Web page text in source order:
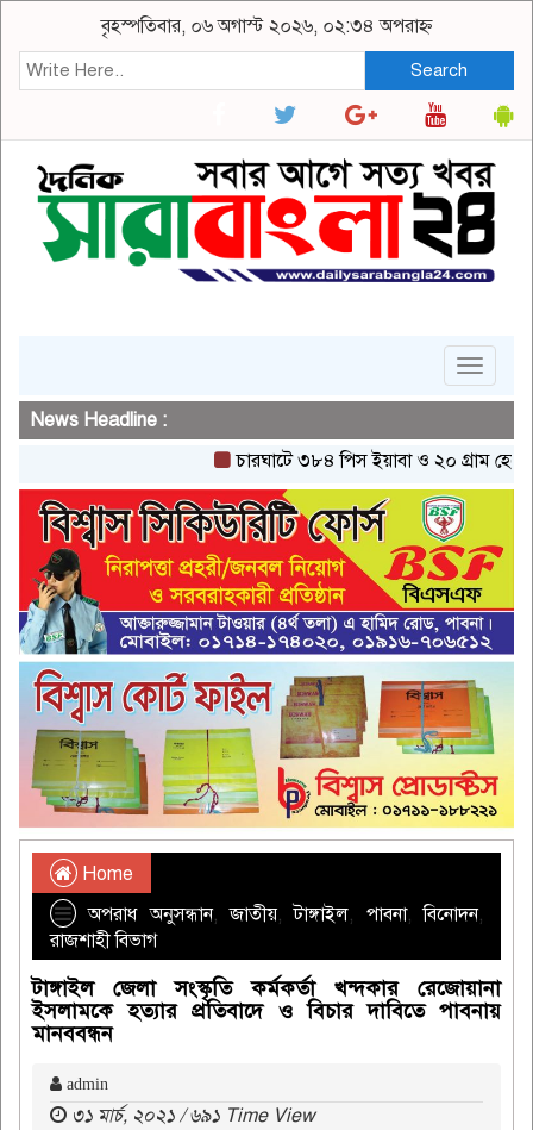
বৃহস্পতিবার, ০৬ অগাস্ট ২০২৬, ০২:৩৪ অপরাহ্ন
Search
Toggle
News Headline :
চারঘাটে ৩৮৪ পিস ইয়াবা ও ২০ গ্রাম
Home
অপরাধ অনুসন্ধান,জাতীয়,টাঙ্গাইল, পাবনা,বিনোদন,
রাজশাহী বিভাগ
টাঙ্গাইল জেলা সংস্কৃতি কর্মকর্তা খন্দকার রেজোয়ানা
ইসলামকে হত্যার প্রতিবাদে ও বিচার দাবিতে পাবনায়
মানববন্ধন
admin
৩১ মার্চ, ২০২১ / ৬৯১ Time View